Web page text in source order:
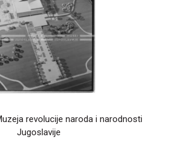
revolucije naroda i narodnosti
Jugoslavije